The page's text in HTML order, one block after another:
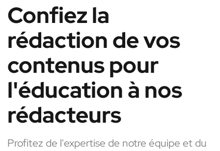
Confiez la
rédaction de vos
contenus pour
l'éducation à nos
rédacteurs
Profitez de l'expertise de notre équipe et du